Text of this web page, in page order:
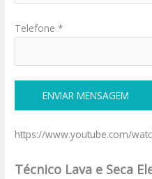
Telefone *
https://www.youtube.com/
Técnico Lava e Seca